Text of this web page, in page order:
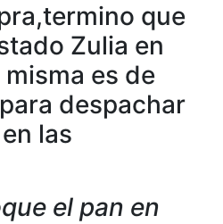
que
Zulia en
es de
despachar
las
el pan en